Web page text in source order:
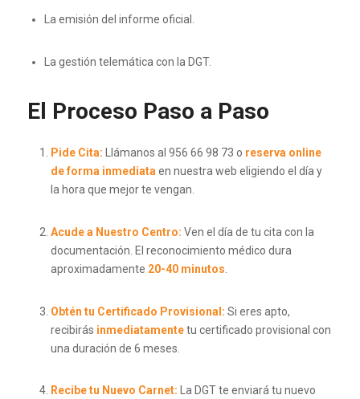
La emisión del informe oficial.
La gestión telemática con la DGT.
El Proceso Paso a Paso
Pide Cita: Llámanos al 956 66 98 73 o reserva online
de forma inmediata en nuestra web eligiendo el día y
la hora que mejor te vengan.
Acude a Nuestro Centro: Ven el día de tu cita con la
documentación. El reconocimiento médico dura
aproximadamente 20-40 minutos
Obtén tu Certificado Provisional: Si eres apto,
recibirás inmediatamentetu certificado provisional con
una duración de 6 meses.
Recibe tu Nuevo Carnet: La DGT te enviará tu nuevo